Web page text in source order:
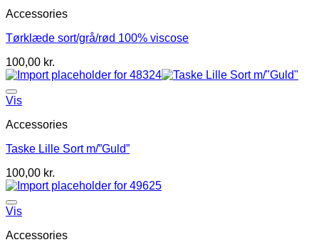
Accessories
Tørklæde sort/grå/rød 100% viscose
100,00 kr.
Vis
Accessories
Taske Lille Sort m/”Guld”
100,00 kr.
Vis
Accessories